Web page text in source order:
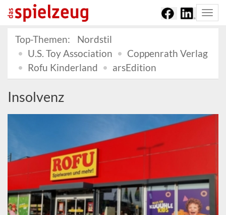
Top-Themen:
Nordstil
U.S. Toy Association
Coppenrath Verlag
Rofu Kinderland
arsEdition
Insolvenz